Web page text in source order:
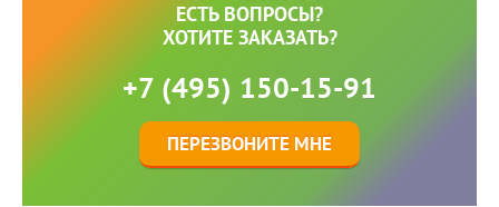
ЕСТЬ ВОПРОСЫ?
ХОТИТЕ ЗАКАЗАТЬ?
+7 (495) 150-15-91
ПЕРЕЗВОНИТЕ МНЕ